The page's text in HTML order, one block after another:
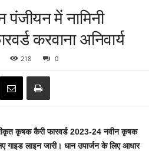
पंजीयन में नामिनी
करवाना अनिवार्य
218 0
कृषक कैरी फारवर्ड 2023-24 नवीन कृषक
लाइन जारी। धान उपार्जन के लिए आधार